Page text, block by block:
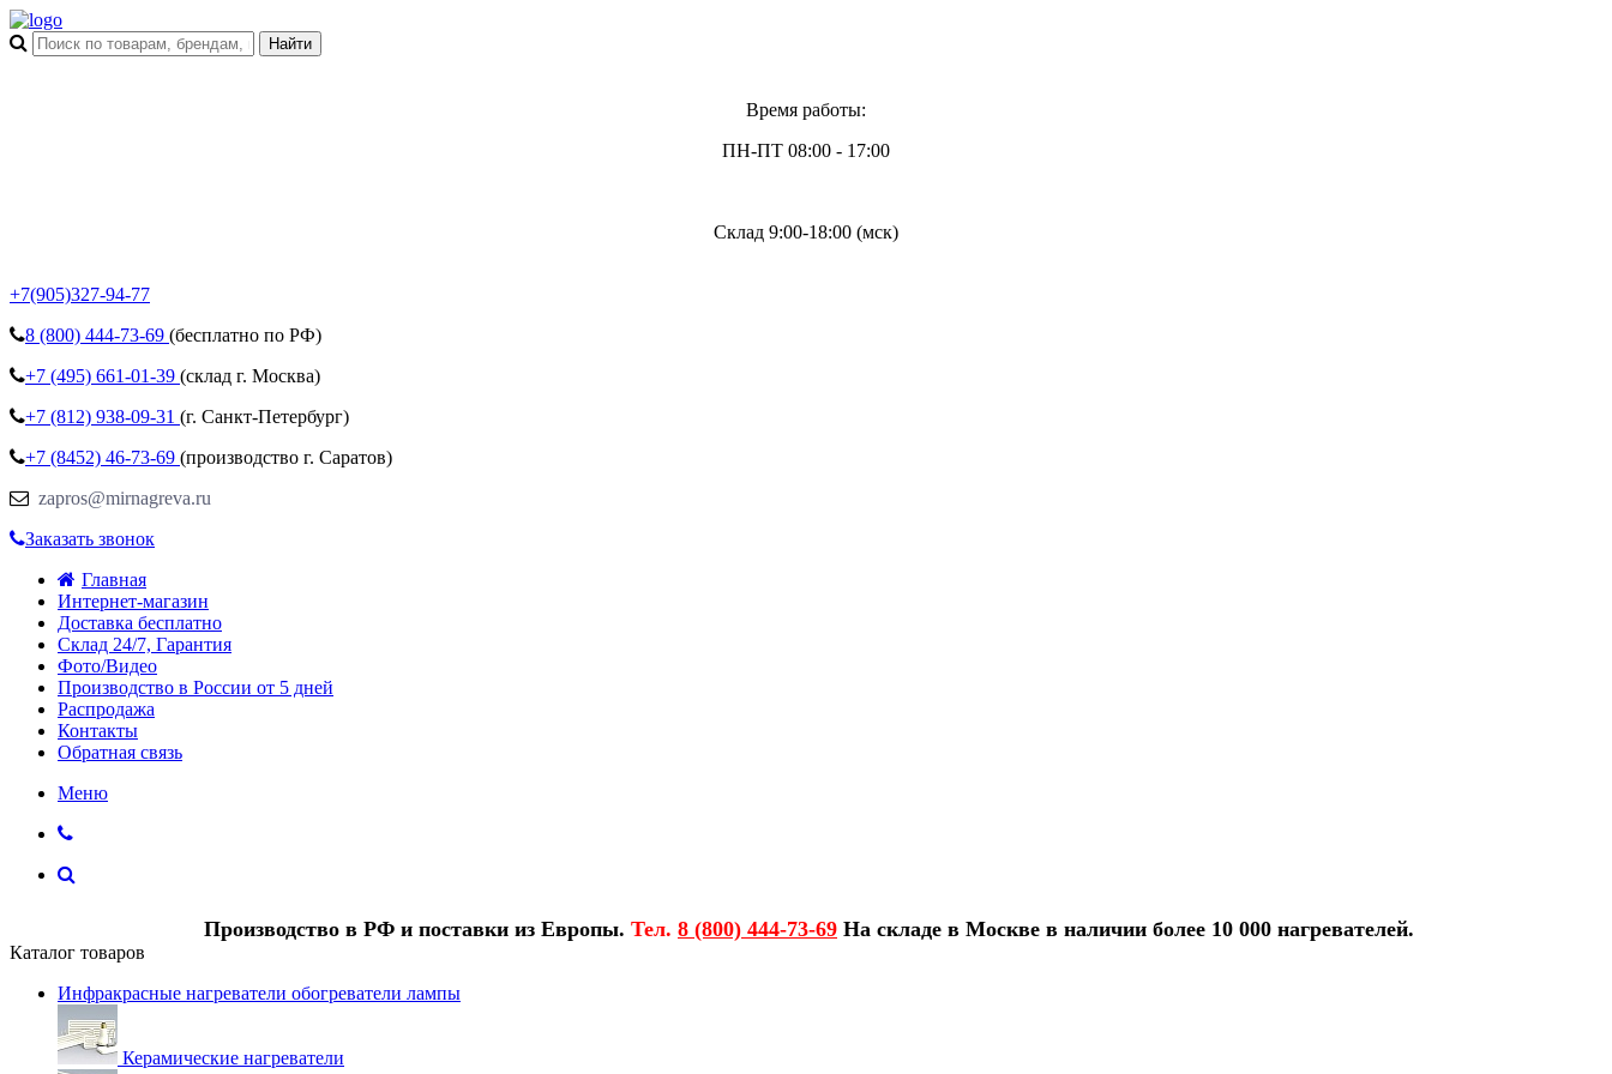
Время работы:
ПН-ПТ 08:00 - 17:00
Склад 9:00-18:00 (мск)
+7(905)327-94-77
8 (800) 444-73-69 (бесплатно по РФ)
+7 (495) 661-01-39 (склад г. Москва)
+7 (812) 938-09-31 (г. Санкт-Петербург)
+7 (8452) 46-73-69 (производство г. Саратов)
zapros@mirnagreva.ru
Заказать звонок
Главная
Интернет-магазин
Доставка бесплатно
Склад 24/7, Гарантия
Фото/Видео
Производство в России от 5 дней
Распродажа
Контакты
Обратная связь
Меню
Производство в РФ и поставки из Европы. Тел. 8 (800) 444-73-69 На складе в Москве в наличии более 10 000 нагревателей.
Каталог товаров
Инфракрасные нагреватели обогреватели лампы
Керамические нагреватели